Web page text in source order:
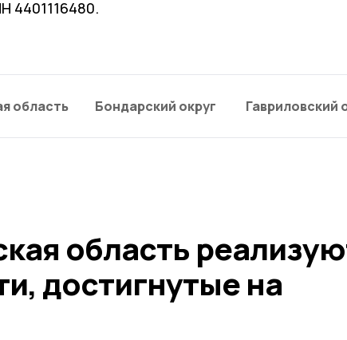
4401116480.
область Бондарский округ Гавриловский
область
достигнутые на